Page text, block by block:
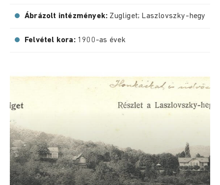
Ábrázolt intézmények: Zugliget; Laszlovszky-hegy
Felvétel kora: 1900-as évek